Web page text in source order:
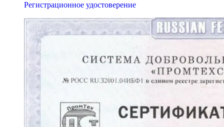
Регистрационное удостоверение